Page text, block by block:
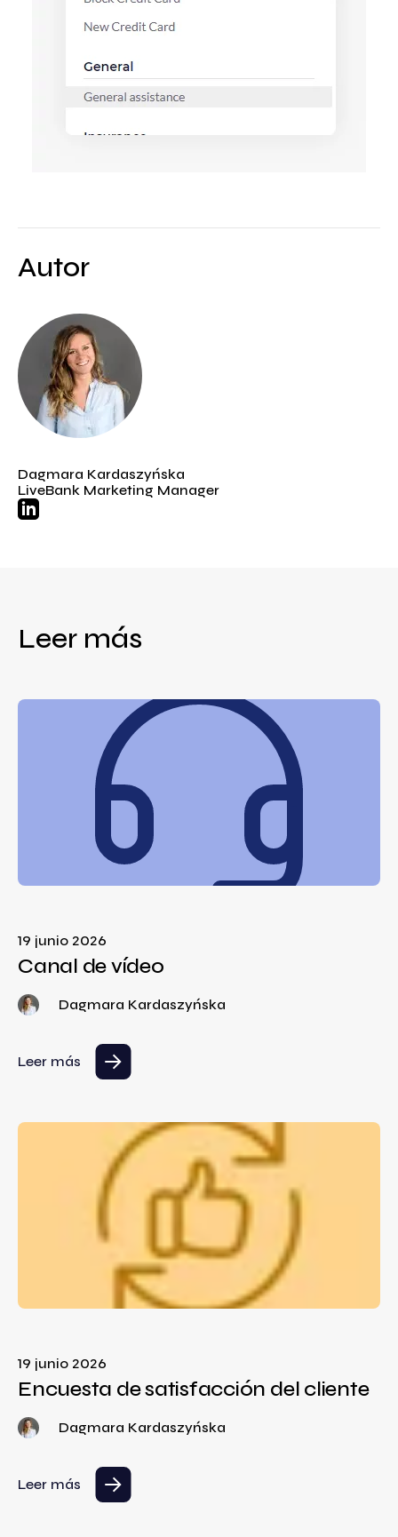
Autor
Dagmara Kardaszyńska
LiveBank Marketing Manager
Leer más
19 junio 2026
Canal de vídeo
Dagmara Kardaszyńska
Leer más
19 junio 2026
Encuesta de satisfacción del cliente
Dagmara Kardaszyńska
Leer más